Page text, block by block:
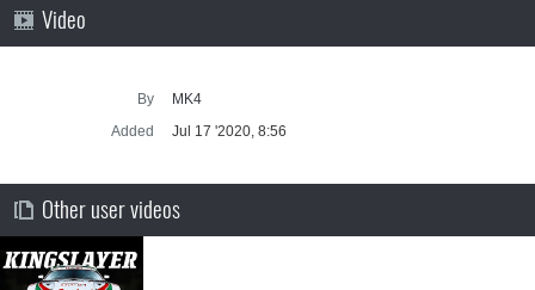
Video
By
MK4
Added
Jul 17 '2020, 8:56
Other user videos